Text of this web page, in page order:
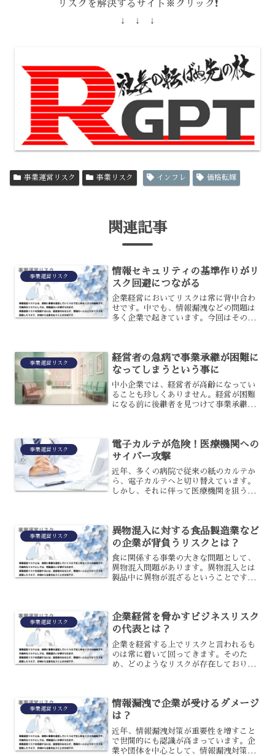
リスクを解決するサイト※クリック❗️
↓ ↓ ↓
事業運営リスク 事業リスク インフレ 価格転嫁
関連記事
事業運営リスク
情報セキュリティの基準作りがリ
スク回避につながる
企業経営においてリスクは常に背中合わ
せです。中でも、情報漏洩などの問題は
多く企業で起きています。今回はそのよ
やどの企業にも当てはまる...
事業運営リスク
経営者の急病で事業承継が困難に
なってしまうという事に
中小企業では、経営者が高齢になってい
ることも珍しくありません。経営が困難
になる前に後継者を見つけて事業承継す
者が急病になると、事業承...
事業運営リスク
電子カルテが危険！医療機関への
サイバー攻撃
近年、多くの病院で従来の紙のカルテか
ら、電子カルテへと切り替えています。
しかし、それに伴って医療機関を狙うサ
イバー攻撃について、解説...
事業運営リスク
異物混入に対する食品製造業など
の企業が背負うリスクとは？
食に関係する事業の大きな問題として、
異物混入問題があります。異物混入とは
製品中に異物が混ざるということです
あります。虫や毛など、生物...
事業運営リスク
企業経営を脅かすビジネスリスク
の代表とは？
企業を経営する上でリスクと言われるも
のは常に着いて回ってきます。そのた
め、どのようなリスクが存在しておりど
すリスクには次のようなもの...
事業運営リスク
情報漏洩で企業が受けるダメージ
は？
近年、情報漏洩対策が重要性を増すこと
で世間的にも認識が高まっています。企
業や団体を中心として、情報漏洩対策に